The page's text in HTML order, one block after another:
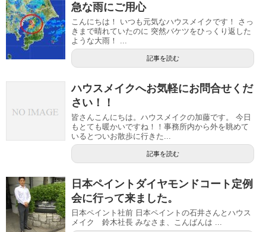
急な雨にご用心
こんにちは！ いつも元気なハウスメイクです！ さっ
きまで晴れていたのに 突然バケツをひっくり返した
ような大雨！ ...
記事を読む
ハウスメイクへお気軽にお問合せくだ
さい！！
皆さんこんにちは。ハウスメイクの加藤です。 今日
もとても暖かいですね！！事務所内から外を眺めて
いるとついお散歩に行きた...
記事を読む
日本ペイントダイヤモンドコート定例
会に行って来ました。
日本ペイント社前 日本ペイントの石井さんとハウス
メイク 鈴木社長 みなさま、こんばんは ...